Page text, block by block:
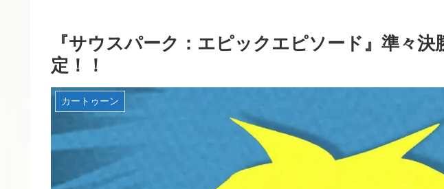
『サウスパーク：エピックエピソード』準々決
定！！
カートゥーン